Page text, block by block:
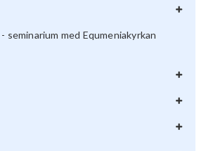
seminarium med Equmeniakyrkan